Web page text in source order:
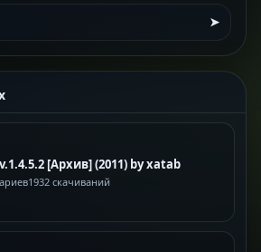
➤
[Архив] (2011) by xatab
1932 скачиваний